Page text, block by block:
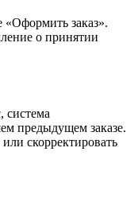
заказ».
о принятии
система
предыдущем заказе.
скорректировать